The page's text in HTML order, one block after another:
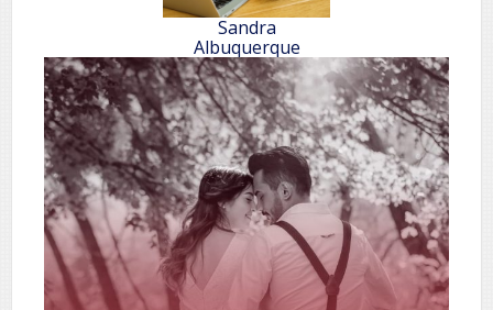
Sandra
Albuquerque